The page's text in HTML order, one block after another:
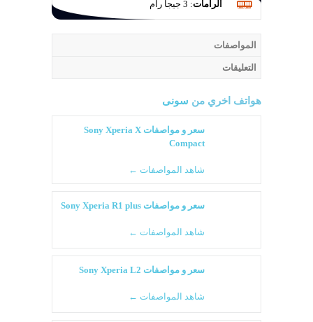
الرامات: 3 جيجا رام
المواصفات
التعليقات
هواتف اخري من سونى
سعر و مواصفات Sony Xperia X
Compact
شاهد المواصفات ←
سعر و مواصفات Sony Xperia R1 plus
شاهد المواصفات ←
سعر و مواصفات Sony Xperia L2
شاهد المواصفات ←